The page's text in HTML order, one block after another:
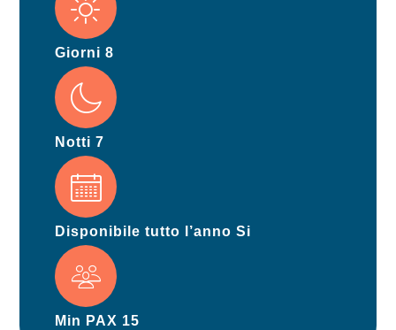
Giorni 8
Notti 7
Disponibile tutto l’anno Si
Min PAX 15